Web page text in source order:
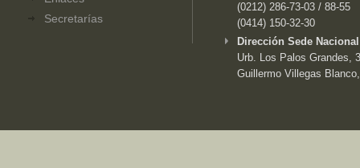
Secretarías
(0212) 286-73-03 / 88-55
(0414) 150-32-30
Dirección Sede
Urb. Los Palos Grandes,
Guillermo Villegas